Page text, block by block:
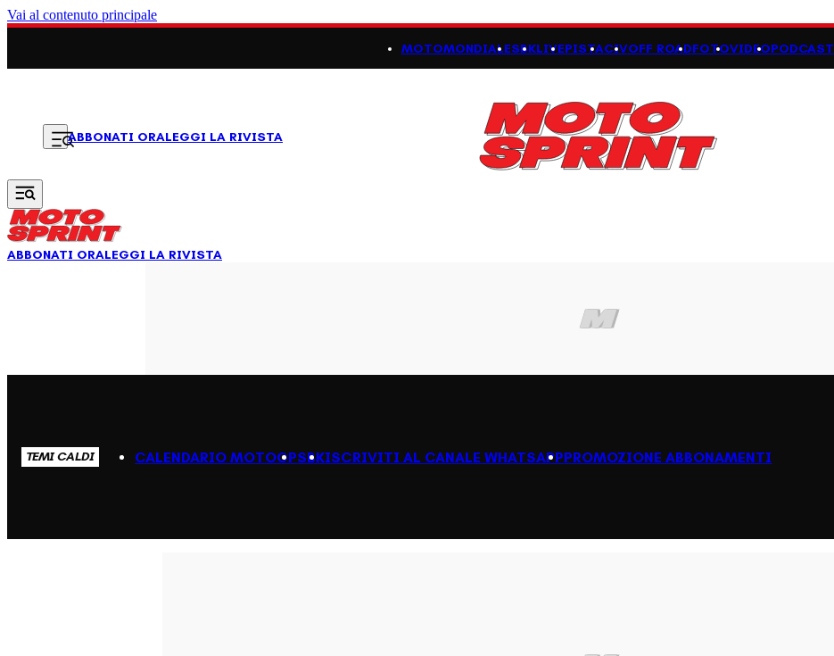
Vai al contenuto principale
MOTOMONDIALESBKLIVEPISTACIVOFF ROADFOTOVIDEOPODCAST
ABBONATI ORALEGGI LA RIVISTA
ABBONATI ORALEGGI LA RIVISTA
TEMI CALDI CALENDARIO MOTOGPSBKISCRIVITI AL CANALE WHATSAPPPROMOZIONE ABBONAMENTI